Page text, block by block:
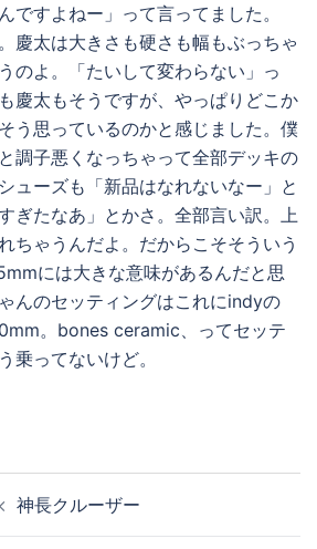
ですよねー」って言ってました。
慶太は大きさも硬さも幅もぶっちゃ
のよ。「たいして変わらない」っ
慶太もそうですが、やっぱりどこか
う思っているのかと感じました。僕
調子悪くなっちゃって全部デッキの
ューズも「新品はなれないなー」と
ぎたなあ」とかさ。全部言い訳。上
ちゃうんだよ。だからこそそういう
には大きな意味があるんだと思
んのセッティングはこれにindyの
。bones ceramic、ってセッテ
乗ってないけど。
神長クルーザー